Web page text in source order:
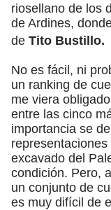
riosellano de los
de Ardines,
de Tito Bustillo.
No es fácil, ni
un ranking de
me viera
entre las cinco
importancia se
excavado del
condición. Pero,
un conjunto de
es muy difícil de